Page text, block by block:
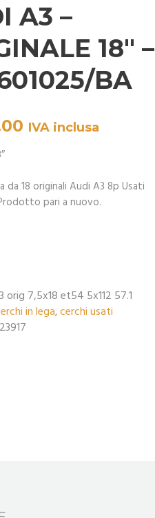
A3 –
18″ –
BA
IVA inclusa
da 18 originali Audi A3 8p Usati
pari a nuovo.
orig 7,5x18 et54 5x112 57.1
in lega,cerchi usati
23917